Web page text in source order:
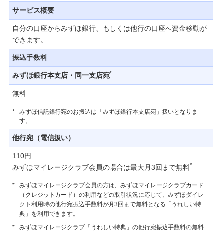
公共料金口座振替
ネット口座振替受付サービス
ネット振込決済サービス
メールアドレスの変更
通帳・カードの再発行
サービス概要
自分の口座からみずほ銀行、もしくは他行の口座へ資金移動が
できます。
振込手数料
みずほ銀行本支店・同一支店宛*
無料
*
みずほ信託銀行宛のお振込は「みずほ銀行本支店宛」扱いとなりま
す。
他行宛（電信扱い）
110円
みずほマイレージクラブ会員の場合は最大月3回まで無料*
*
みずほマイレージクラブ会員の方は、みずほマイレージクラブカード
（クレジットカード）の利用などの取引状況に応じて、みずほダイレ
クト利用時の他行宛振込手数料が月3回まで無料となる「うれしい特
典」を利用できます。
*
みずほマイレージクラブ「うれしい特典」の他行宛振込手数料の無料